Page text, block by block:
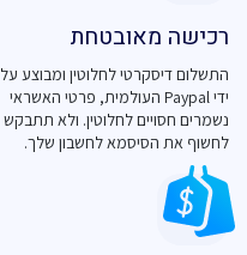
רכישה מאובטחת
התשלום דיסקרטי לחלוטין ומבוצע על
ידי Paypal העולמית, פרטי האשראי
נשמרים חסויים לחלוטין. ולא תתבקש
לחשוף את הסיסמא לחשבון שלך.